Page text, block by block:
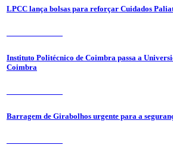
LPCC lança bolsas para reforçar Cuidados
Instituto Politécnico de Coimbra passa a
Coimbra
Barragem de Girabolhos urgente para a